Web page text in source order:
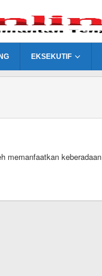
EKSEKUTIF
memanfaatkan keberadaan